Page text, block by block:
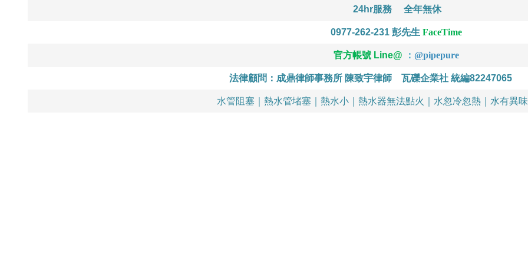
24hr服務 全年無休
0977-262-231 彭先生 FaceTime
官方帳號 Line@ ： @pipepure
法律顧問：成鼎律師事務所 陳致宇律師 瓦礫企業社 統編82247065
水管阻塞｜熱水管堵塞｜熱水小｜熱水器無法點火｜水忽冷忽熱｜水有異